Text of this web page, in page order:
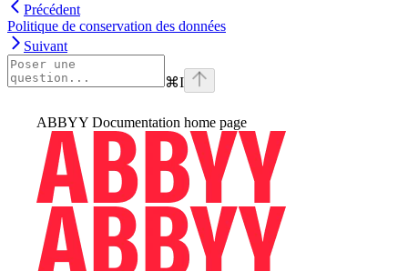
Précédent
Politique de conservation des données
Suivant
⌘I
ABBYY Documentation home page